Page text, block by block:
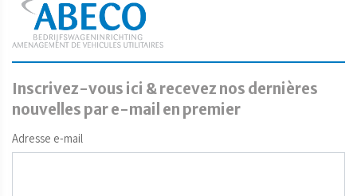
Inscrivez-vous ici & recevez nos dernières
nouvelles par e-mail en premier
Adresse e-mail